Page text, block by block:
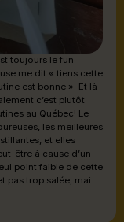
toujours le fun
me dit « tiens cette
est bonne ». Et là
c’est plutôt
au Québec! Le
les meilleures
et elles
être à cause d’un
point faible de cette
pas trop salée, mais il
en première place